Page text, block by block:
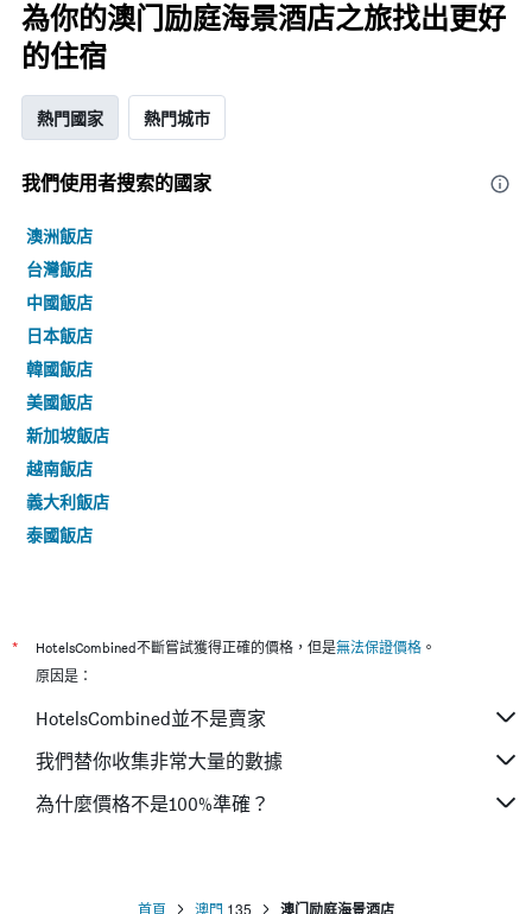
為你的澳门励庭海景酒店之旅找出更好
的住宿
熱門國家 熱門城市
我們使用者搜索的國家
澳洲飯店
台灣飯店
中國飯店
日本飯店
韓國飯店
美國飯店
新加坡飯店
越南飯店
義大利飯店
泰國飯店
* HotelsCombined不斷嘗試獲得正確的價格，但是無法保證價格 。
原因是：
HotelsCombined並不是賣家
我們替你收集非常大量的數據
為什麼價格不是100%準確？
首頁 澳門 135 澳门励庭海景酒店